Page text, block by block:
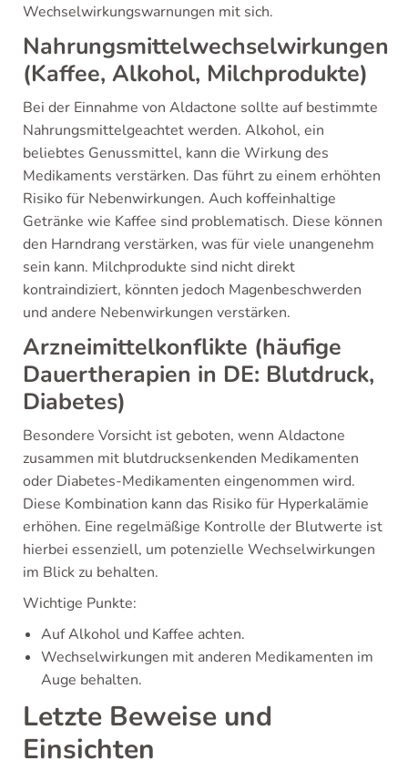
Wechselwirkungswarnungen mit sich.
Nahrungsmittelwechselwirkungen
(Kaffee, Alkohol, Milchprodukte)
Bei der Einnahme von Aldactone sollte auf bestimmte
Nahrungsmittelgeachtet werden. Alkohol, ein
beliebtes Genussmittel, kann die Wirkung des
Medikaments verstärken. Das führt zu einem erhöhten
Risiko für Nebenwirkungen. Auch koffeinhaltige
Getränke wie Kaffee sind problematisch. Diese können
den Harndrang verstärken, was für viele unangenehm
sein kann. Milchprodukte sind nicht direkt
kontraindiziert, könnten jedoch Magenbeschwerden
und andere Nebenwirkungen verstärken.
Arzneimittelkonflikte (häufige
Dauertherapien in DE: Blutdruck,
Diabetes)
Besondere Vorsicht ist geboten, wenn Aldactone
zusammen mit blutdrucksenkenden Medikamenten
oder Diabetes-Medikamenten eingenommen wird.
Diese Kombination kann das Risiko für Hyperkalämie
erhöhen. Eine regelmäßige Kontrolle der Blutwerte ist
hierbei essenziell, um potenzielle Wechselwirkungen
im Blick zu behalten.
Wichtige Punkte:
Auf Alkohol und Kaffee achten.
Wechselwirkungen mit anderen Medikamenten im
Auge behalten.
Letzte Beweise und
Einsichten